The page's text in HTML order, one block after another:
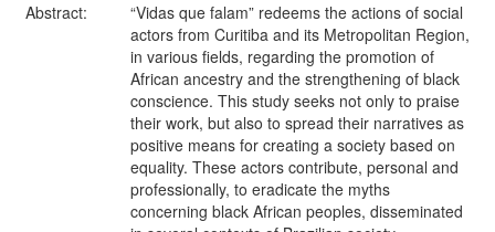
Abstract:
“Vidas que falam” redeems the actions of social
actors from Curitiba and its Metropolitan Region,
in various fields, regarding the promotion of
African ancestry and the strengthening of black
conscience. This study seeks not only to praise
their work, but also to spread their narratives as
positive means for creating a society based on
equality. These actors contribute, personal and
professionally, to eradicate the myths
concerning black African peoples, disseminated